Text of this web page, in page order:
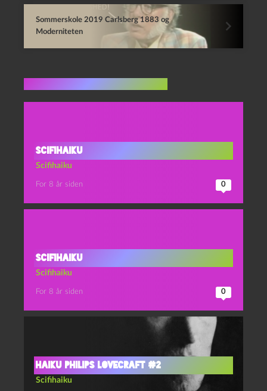
Sommerskole 2019 Carlsberg 1883 og
Moderniteten
Scifihaiku
Scifihaiku
For 8 år siden 0
Scifihaiku
Scifihaiku
For 8 år siden 0
Haiku Philips Lovecraft #2
Scifihaiku